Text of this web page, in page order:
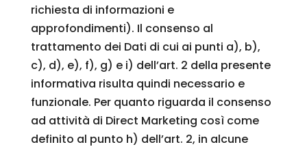
richiesta di informazioni e
approfondimenti). Il consenso al
trattamento dei Dati di cui ai punti a), b),
c), d), e), f), g) e i) dell’art. 2 della presente
informativa risulta quindi necessario e
funzionale. Per quanto riguarda il consenso
ad attività di Direct Marketing così come
definito al punto h) dell’art. 2, in alcune